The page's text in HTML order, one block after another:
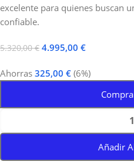
excelente para quienes buscan
confiable.
5.320,00€ 4.995,00 €
Ahorras 325,00 € (6%)
Añadir